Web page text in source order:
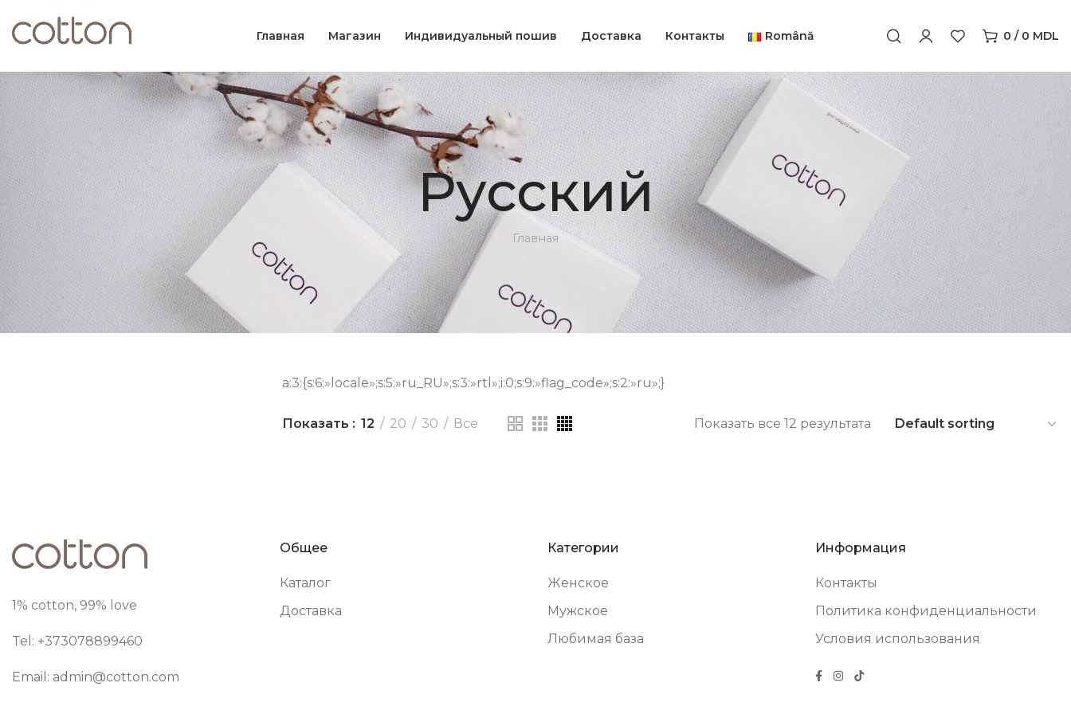
Главная Магазин Индивидуальный пошив Доставка Контакты Română 0 / 0 MDL
Русский
Главная
a:3:{s:6:»locale»;s:5:»ru_RU»;s:3:»rtl»;i:0;s:9:»flag_code»;s:2:»ru»;}
Показать 12 20 30 Все Показать все 12 результата
1% cotton, 99% love
Tel: +373078899460
Email: admin@cotton.com
Общее
Каталог
Доставка
Категории
Женское
Мужское
Любимая база
Информация
Контакты
Политика конфиденциальности
Условия использования